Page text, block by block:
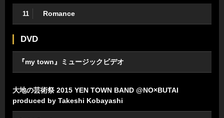
11 Romance
DVD
『my town』ミュージックビデオ
大地の芸術祭 2015 YEN TOWN BAND @NO×BUTAI
produced by Takeshi Kobayashi